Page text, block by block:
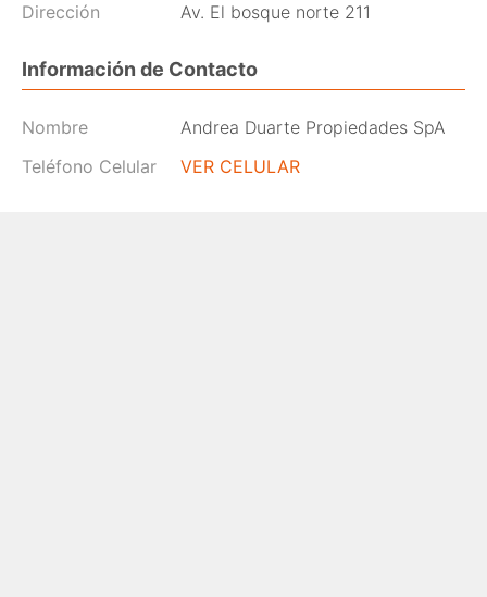
Dirección Av. El bosque norte 211
Información de Contacto
Nombre
Andrea Duarte Propiedades SpA
Teléfono Celular
VER CELULAR